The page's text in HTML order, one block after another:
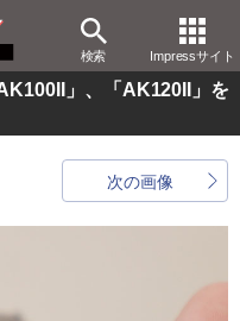
検索 Impressサイト
」、「AK120II」を
次の画像